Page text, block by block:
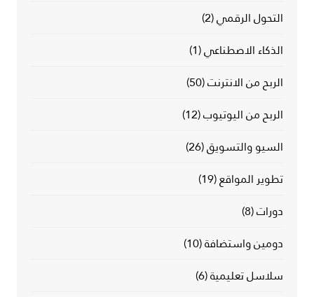
التحول الرقمي(2)
الذكاء الاصطناعي(1)
الربح من الانترنت(50)
الربح من اليوتيوب(12)
السيو والتسويق(26)
تطوير المواقع(19)
دورات(8)
دومين واستضافة(10)
سلاسل تعليمية(6)